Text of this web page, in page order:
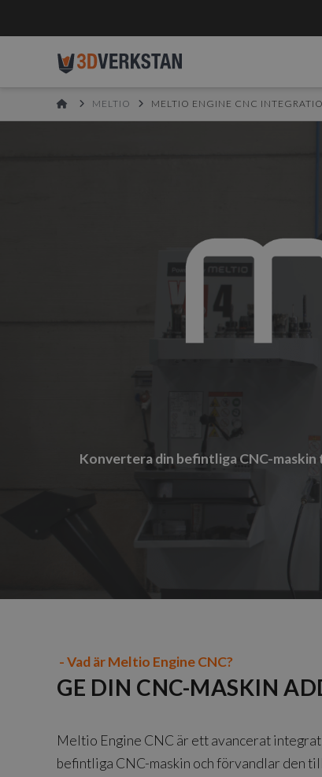
HOMEMELTIO MELTIO ENGINE CNC
Konvertera din befintliga CNC-
- Vad är Meltio Engine CNC?
GE DIN CNC-MASKIN
Meltio Engine CNC är ett avancerat
befintliga CNC-maskin och förvandlar den